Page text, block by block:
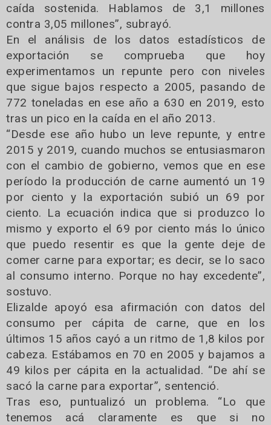
caída sostenida. Hablamos de 3,1 millones
contra 3,05 millones”, subrayó.
En el análisis de los datos estadísticos de
exportación se comprueba que hoy
experimentamos un repunte pero con niveles
que sigue bajos respecto a 2005, pasando de
772 toneladas en ese año a 630 en 2019, esto
tras un pico en la caída en el año 2013.
“Desde ese año hubo un leve repunte, y entre
2015 y 2019, cuando muchos se entusiasmaron
con el cambio de gobierno, vemos que en ese
período la producción de carne aumentó un 19
por ciento y la exportación subió un 69 por
ciento. La ecuación indica que si produzco lo
mismo y exporto el 69 por ciento más lo único
que puedo resentir es que la gente deje de
comer carne para exportar; es decir, se lo saco
al consumo interno. Porque no hay excedente”,
sostuvo.
Elizalde apoyó esa afirmación con datos del
consumo per cápita de carne, que en los
últimos 15 años cayó a un ritmo de 1,8 kilos por
cabeza. Estábamos en 70 en 2005 y bajamos a
49 kilos per cápita en la actualidad. “De ahí se
sacó la carne para exportar”, sentenció.
Tras eso, puntualizó un problema. “Lo que
tenemos acá claramente es que si no